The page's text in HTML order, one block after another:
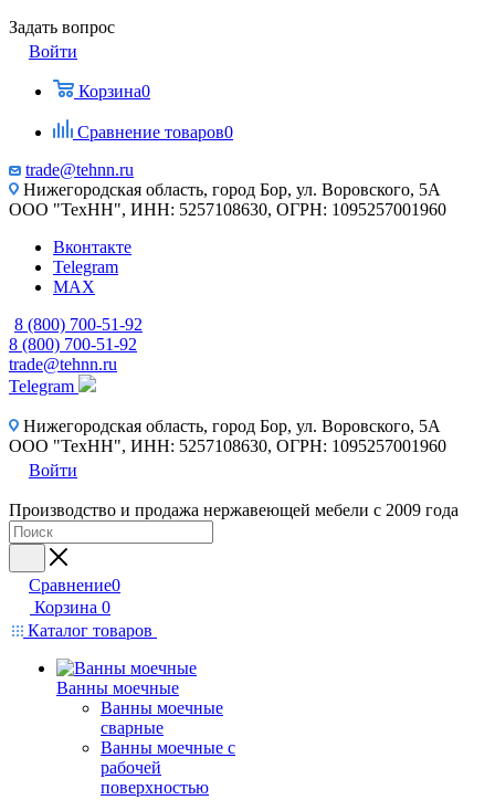
Задать вопрос
Войти
Корзина0
Сравнение товаров0
trade@tehnn.ru
Нижегородская область, город Бор, ул. Воровского, 5А
ООО "ТехНН", ИНН: 5257108630, ОГРН: 1095257001960
Вконтакте
Telegram
MAX
8 (800) 700-51-92
8 (800) 700-51-92
trade@tehnn.ru
Telegram
Нижегородская область, город Бор, ул. Воровского, 5А
ООО "ТехНН", ИНН: 5257108630, ОГРН: 1095257001960
Войти
Производство и продажа нержавеющей мебели с 2009 года
Сравнение0
Корзина 0
Каталог товаров
Ванны моечные
Ванны моечные
сварные
Ванны моечные с
рабочей
поверхностью